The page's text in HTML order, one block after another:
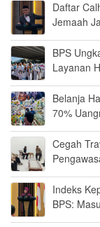
Daftar
Jemaah
BPS
Layanan
Belanja
70%
Cegah
Indeks
BPS: